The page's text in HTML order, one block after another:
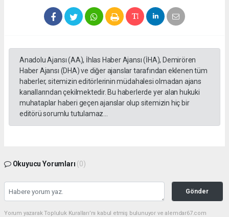
Anadolu Ajansı (AA), İhlas Haber Ajansı (İHA), Demirören
Haber Ajansı (DHA) ve diğer ajanslar tarafından eklenen tüm
haberler, sitemizin editörlerinin müdahalesi olmadan ajans
kanallarından çekilmektedir. Bu haberlerde yer alan hukuki
muhataplar haberi geçen ajanslar olup sitemizin hiç bir
editörü sorumlu tutulamaz...
Okuyucu Yorumları (0)
Gönder
Yorum yazarak Topluluk Kuralları’nı kabul etmiş bulunuyor ve alemdar67.com